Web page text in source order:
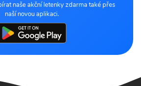
naše akční letenky zdarma také přes
naší novou aplikaci.